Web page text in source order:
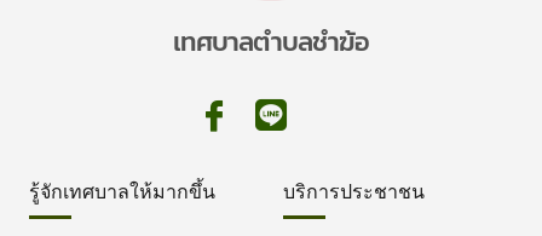
เทศบาลตำบลชำฆ้อ
รู้จักเทศบาลให้มากขึ้น บริการประชาชน